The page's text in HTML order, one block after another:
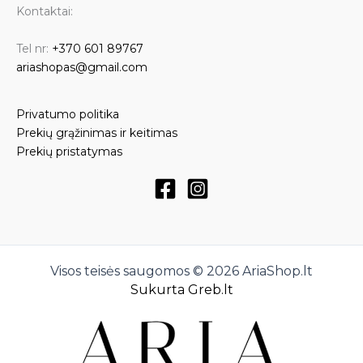
Kontaktai:
Tel nr: +370 601 89767
ariashopas@gmail.com
Privatumo politika
Prekių grąžinimas ir keitimas
Prekių pristatymas
Visos teisės saugomos © 2026 AriaShop.lt
Sukurta Greb.lt